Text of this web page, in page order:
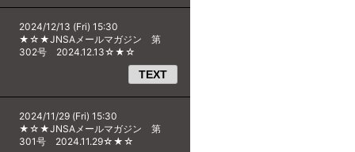
2024/12/13 (Fri) 15:30
★☆★JNSAメールマガジン 第
302号 2024.12.13☆★☆
TEXT
2024/11/29 (Fri) 15:30
★☆★JNSAメールマガジン 第
301号 2024.11.29☆★☆